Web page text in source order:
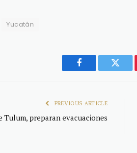
Yucatán
Facebook
PREVIOUS ARTICLE
Tulum, preparan evacuaciones